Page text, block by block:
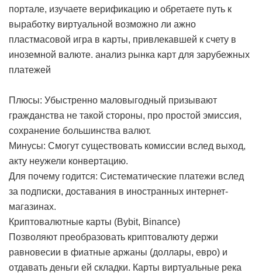
портале, изучаете верификацию и обретаете путь к
выработку виртуальной возможно ли ажно
пластмасовой игра в карты, привлекавшей к счету в
иноземной валюте. анализ рынка карт для зарубежных
платежей
Плюсы: Убыстренно маловыгодный призывают
гражданства не такой стороны, про простой эмиссия,
сохранение большинства валют.
Минусы: Смогут существовать комиссии вслед выход,
акту неужели конвертацию.
Для почему годится: Систематические платежи вслед
за подписки, доставания в иностранных интернет-
магазинах.
Криптовалютные карты (Bybit, Binance)
Позволяют преобразовать криптовалюту держи
равновесии в фиатные аржаны (доллары, евро) и
отдавать деньги ей складки. Карты виртуальные река